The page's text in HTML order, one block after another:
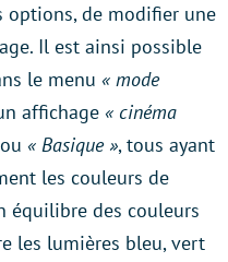
options, de modifier une
Il est ainsi possible
le menu « mode
affichage « cinéma
ou « Basique », tous ayant
les couleurs de
équilibre des couleurs
les lumières bleu, vert